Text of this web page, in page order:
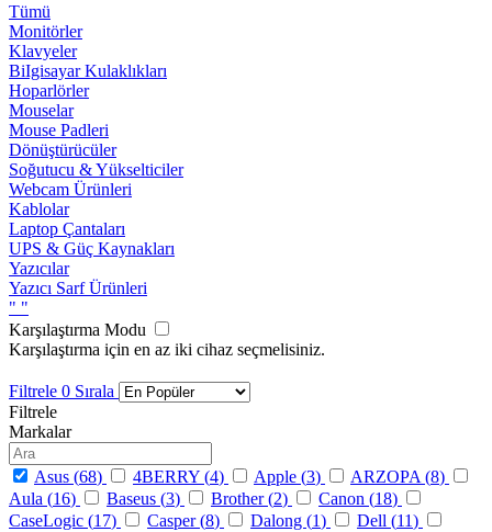
Tümü
Monitörler
Klavyeler
BiIgisayar Kulaklıkları
Hoparlörler
Mouselar
Mouse Padleri
Dönüştürücüler
Soğutucu & Yükselticiler
Webcam Ürünleri
Kablolar
Laptop Çantaları
UPS & Güç Kaynakları
Yazıcılar
Yazıcı Sarf Ürünleri
" "
Karşılaştırma Modu
Karşılaştırma için en az iki cihaz seçmelisiniz.
Filtrele 0 Sırala
Filtrele
Markalar
Asus (68) 4BERRY (4) Apple (3) ARZOPA (8)
Aula (16) Baseus (3) Brother (2) Canon (18)
CaseLogic (17) Casper (8) Dalong (1) Dell (11)